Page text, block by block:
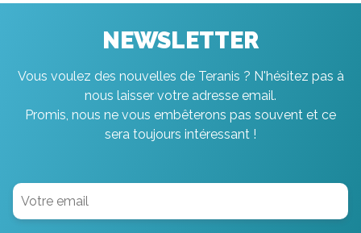
NEWSLETTER
Vous voulez des nouvelles de Teranis ? N'hésitez pas à
nous laisser votre adresse email.
Promis, nous ne vous embêterons pas souvent et ce
sera toujours intéressant !